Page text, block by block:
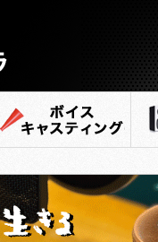
ボイスキャスティング